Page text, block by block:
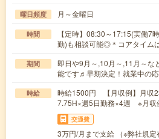
曜日頻度 月～金曜日
時間
【定時】08:30～17:15(実働7
勤)も相談可能◎＊コアタイム
期間
即日や9月～,10月～,11月～な
能です♬早期決定！就業中の
時給
時給1500円 【月収例】月収
7.75H×週5日勤務×4週 ※月収
交通費
3万円/月まで支給 （※弊社規定